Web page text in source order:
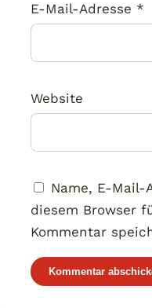
E-Mail-Adresse *
Website
Name, E-Mail-
diesem Browser
Kommentar